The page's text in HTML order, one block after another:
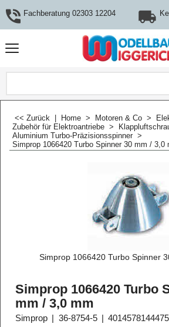
Fachberatung 02303 12204
<< Zurück Home > Motoren & Co >
Zubehör für Elektroantriebe >
Aluminium Turbo-Präzisionsspinner >
Simprop 1066420 Turbo Spinner 30 mm / 3,0
Simprop 1066420 Turbo Spinner
Simprop 1066420 Turbo
mm / 3,0 mm
Simprop 36-8754-5 4014578144475